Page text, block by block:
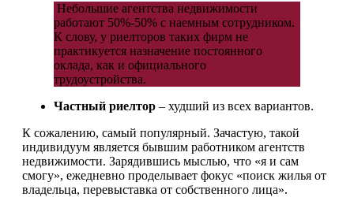
Небольшие агентства недвижимости
работают 50%-50% с наемным сотрудником.
К слову, у риелторов таких фирм не
практикуется назначение постоянного
оклада, как и официального
трудоустройства.
Частный риелтор – худший из всех вариантов.
К сожалению, самый популярный. Зачастую, такой
индивидуум является бывшим работником агентств
недвижимости. Зарядившись мыслью, что «я и сам
смогу», ежедневно проделывает фокус «поиск жилья от
владельца, перевыставка от собственного лица».